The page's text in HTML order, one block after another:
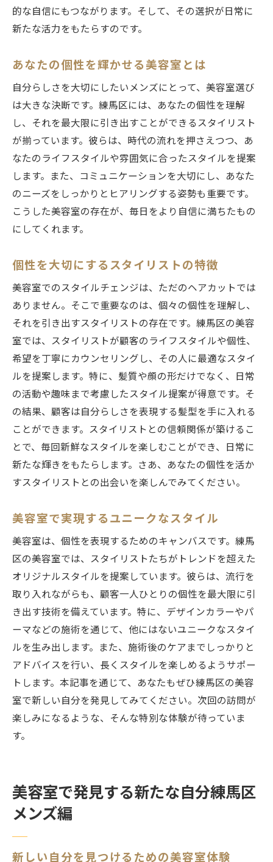
的な自信にもつながります。そして、その選択が日常に
新たな活力をもたらすのです。
あなたの個性を輝かせる美容室とは
自分らしさを大切にしたいメンズにとって、美容室選び
は大きな決断です。練馬区には、あなたの個性を理解
し、それを最大限に引き出すことができるスタイリスト
が揃っています。彼らは、時代の流れを押さえつつ、あ
なたのライフスタイルや雰囲気に合ったスタイルを提案
します。また、コミュニケーションを大切にし、あなた
のニーズをしっかりとヒアリングする姿勢も重要です。
こうした美容室の存在が、毎日をより自信に満ちたもの
にしてくれます。
個性を大切にするスタイリストの特徴
美容室でのスタイルチェンジは、ただのヘアカットでは
ありません。そこで重要なのは、個々の個性を理解し、
それを引き出すスタイリストの存在です。練馬区の美容
室では、スタイリストが顧客のライフスタイルや個性、
希望を丁寧にカウンセリングし、その人に最適なスタイ
ルを提案します。特に、髪質や顔の形だけでなく、日常
の活動や趣味まで考慮したスタイル提案が得意です。そ
の結果、顧客は自分らしさを表現する髪型を手に入れる
ことができます。スタイリストとの信頼関係が築けるこ
とで、毎回新鮮なスタイルを楽しむことができ、日常に
新たな輝きをもたらします。さあ、あなたの個性を活か
すスタイリストとの出会いを楽しんでみてください。
美容室で実現するユニークなスタイル
美容室は、個性を表現するためのキャンバスです。練馬
区の美容室では、スタイリストたちがトレンドを超えた
オリジナルスタイルを提案しています。彼らは、流行を
取り入れながらも、顧客一人ひとりの個性を最大限に引
き出す技術を備えています。特に、デザインカラーやパ
ーマなどの施術を通じて、他にはないユニークなスタイ
ルを生み出します。また、施術後のケアまでしっかりと
アドバイスを行い、長くスタイルを楽しめるようサポー
トします。本記事を通じて、あなたもぜひ練馬区の美容
室で新しい自分を発見してみてください。次回の訪問が
楽しみになるような、そんな特別な体験が待っていま
す。
美容室で発見する新たな自分練馬区
メンズ編
新しい自分を見つけるための美容室体験